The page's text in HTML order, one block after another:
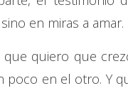
en miras a amar.
quiero que
poco en el otro. Y